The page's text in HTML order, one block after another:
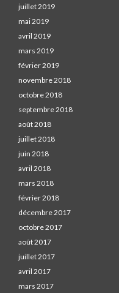
juillet 2019
mai 2019
avril 2019
mars 2019
février 2019
novembre 2018
octobre 2018
septembre 2018
août 2018
juillet 2018
juin 2018
avril 2018
mars 2018
février 2018
décembre 2017
octobre 2017
août 2017
juillet 2017
avril 2017
mars 2017